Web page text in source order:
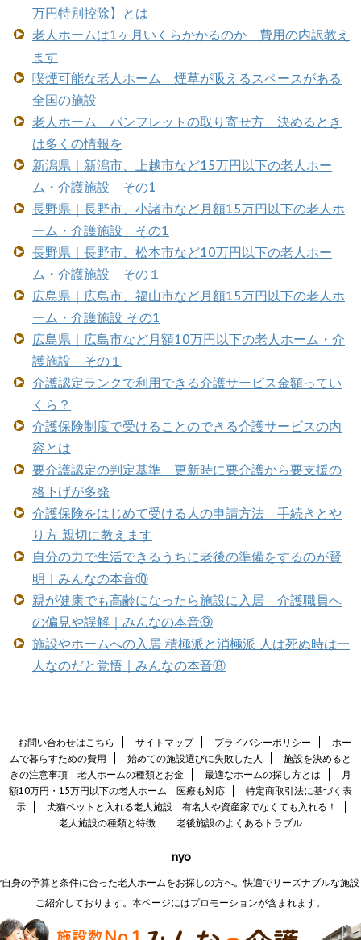
万円特別控除】とは
老人ホームは1ヶ月いくらかかるのか 費用の内訳教え
ます
喫煙可能な老人ホーム 煙草が吸えるスペースがある
全国の施設
老人ホーム パンフレットの取り寄せ方 決めるとき
は多くの情報を
新潟県｜新潟市、上越市など15万円以下の老人ホー
ム・介護施設 その1
長野県｜長野市、小諸市など月額15万円以下の老人ホ
ーム・介護施設 その1
長野県｜長野市、松本市など10万円以下の老人ホー
ム・介護施設 その１
広島県｜広島市、福山市など月額15万円以下の老人ホ
ーム・介護施設 その1
広島県｜広島市など月額10万円以下の老人ホーム・介
護施設 その１
介護認定ランクで利用できる介護サービス金額ってい
くら？
介護保険制度で受けることのできる介護サービスの内
容とは
要介護認定の判定基準 更新時に要介護から要支援の
格下げが多発
介護保険をはじめて受ける人の申請方法 手続きとや
り方 親切に教えます
自分の力で生活できるうちに老後の準備をするのが賢
明｜みんなの本音⑩
親が健康でも高齢になったら施設に入居 介護職員へ
の偏見や誤解｜みんなの本音⑨
施設やホームへの入居 積極派と消極派 人は死ぬ時は一
人なのだと覚悟｜みんなの本音⑧
お問い合わせはこちら サイトマップ プライバシーポリシー
ホー
ムで暮らすための費用
始めての施設選びに失敗した人
施設を決めると
きの注意事項 老人ホームの種類とお金
最適なホームの探し方とは
月
額10万円・15万円以下の老人ホーム 医療も対応
特定商取引法に基づく表
示
犬猫ペットと入れる老人施設 有名人や資産家でなくても入れる！
老人施設の種類と特徴
老後施設のよくあるトラブル
nyo
身の予算と条件に合った老人ホームをお探しの方へ。快適でリーズナブルな施
ご紹介しております。本ページにはプロモーションが含まれます。